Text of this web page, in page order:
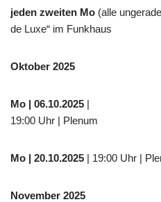
jeden zweiten Mo (alle
de Luxe“ im Funkhaus
Oktober 2025
Mo | 06.10.2025 |
19:00 Uhr | Plenum
Mo | 20.10.2025 | 19:00 Uhr |
November 2025